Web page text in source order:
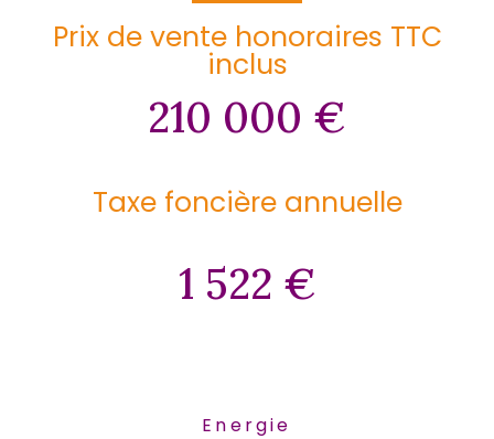
Prix de vente honoraires TTC
inclus
210 000 €
Taxe foncière annuelle
1 522 €
Energie